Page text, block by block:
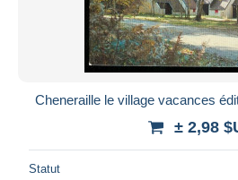
Cheneraille le village vacances
± 2,98
Statut